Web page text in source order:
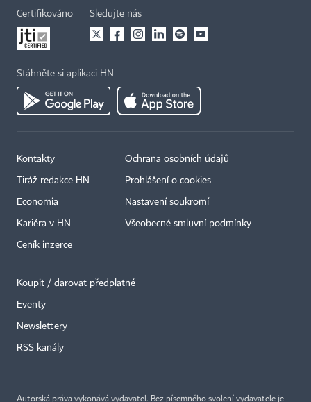
Certifikováno Sledujte nás
Stáhněte si aplikaci HN
Kontakty
Tiráž redakce HN
Economia
Kariéra v HN
Ceník inzerce
Ochrana osobních údajů
Prohlášení o cookies
Nastavení soukromí
Všeobecné smluvní podmínky
Koupit / darovat předplatné
Eventy
Newslettery
RSS kanály
Autorská práva vykonává vydavatel. Bez písemného svolení vydavatele je